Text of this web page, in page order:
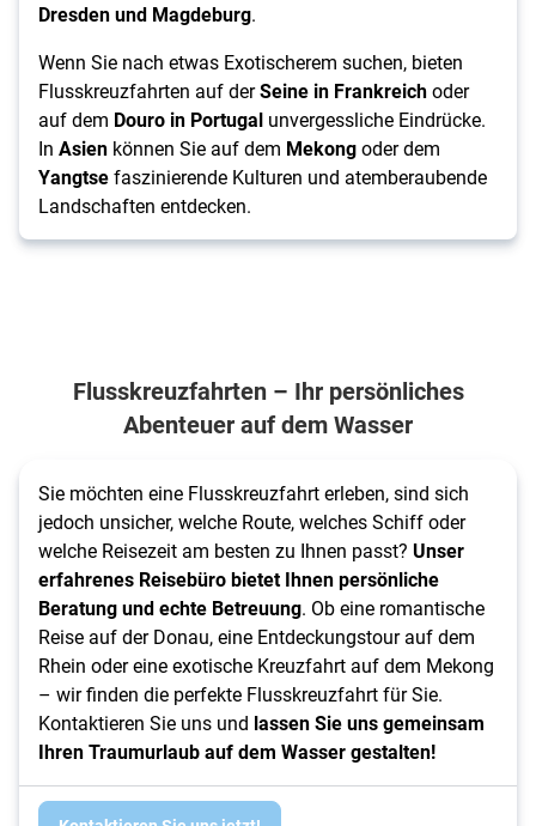
Dresden und Magdeburg.
Wenn Sie nach etwas Exotischerem suchen, bieten
Flusskreuzfahrten auf derSeine in Frankreichoder
auf dem Douro in Portugal unvergessliche Eindrücke.
In Asien können Sie auf dem Mekongoder dem
Yangtsefaszinierende Kulturen und atemberaubende
Landschaften entdecken.
Flusskreuzfahrten – Ihr persönliches
Abenteuer auf dem Wasser
Sie möchten eine Flusskreuzfahrt erleben, sind sich
jedoch unsicher, welche Route, welches Schiff oder
welche Reisezeit am besten zu Ihnen passt? Unser
erfahrenes Reisebüro bietet Ihnen persönliche
Beratung und echte Betreuung. Ob eine romantische
Reise auf der Donau, eine Entdeckungstour auf dem
Rhein oder eine exotische Kreuzfahrt auf dem Mekong
– wir finden die perfekte Flusskreuzfahrt für Sie.
Kontaktieren Sie uns und lassen Sie uns gemeinsam
Ihren Traumurlaub auf dem Wasser gestalten!